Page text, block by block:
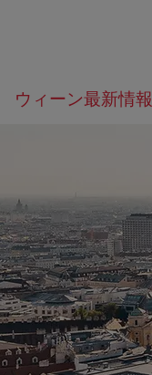
ニ
の
ッ
プ
へ
ウィーン最新情報